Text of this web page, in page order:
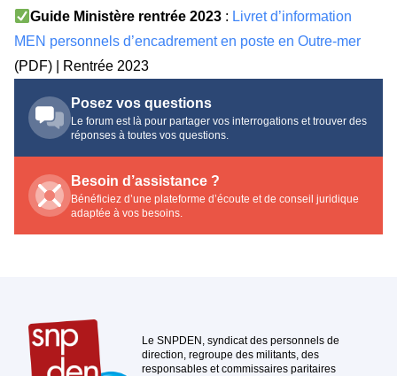
Guide Ministère rentrée 2023 : Livret d’information
MEN personnels d’encadrement en poste en Outre-mer
(PDF) | Rentrée 2023
Posez vos questions
Le forum est là pour partager vos interrogations et trouver des
réponses à toutes vos questions.
Besoin d’assistance ?
Bénéficiez d’une plateforme d’écoute et de conseil juridique
adaptée à vos besoins.
Le SNPDEN, syndicat des personnels de
direction, regroupe des militants, des
responsables et commissaires paritaires